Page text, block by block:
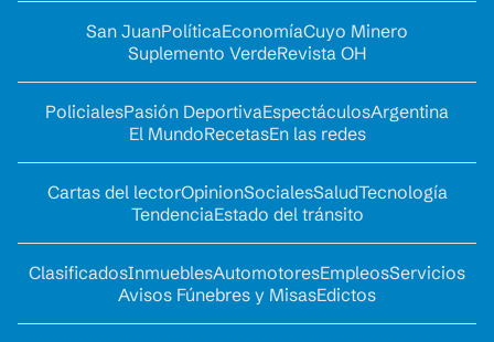
San JuanPolíticaEconomíaCuyo Minero
Suplemento VerdeRevista OH
PolicialesPasión DeportivaEspectáculosArgentina
El MundoRecetasEn las redes
Cartas del lectorOpinionSocialesSaludTecnología
TendenciaEstado del tránsito
ClasificadosInmueblesAutomotoresEmpleosServicios
Avisos Fúnebres y MisasEdictos